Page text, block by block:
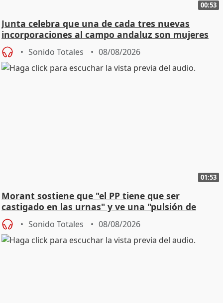
00:53
Junta celebra que una de cada tres nuevas
incorporaciones al campo andaluz son mujeres
jóvenes
Sonido Totales 08/08/2026
01:53
Morant sostiene que "el PP tiene que ser
castigado en las urnas" y ve una "pulsión de
cambio"
Sonido Totales 08/08/2026